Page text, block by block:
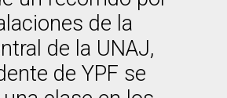
de la
de la UNAJ,
de YPF se